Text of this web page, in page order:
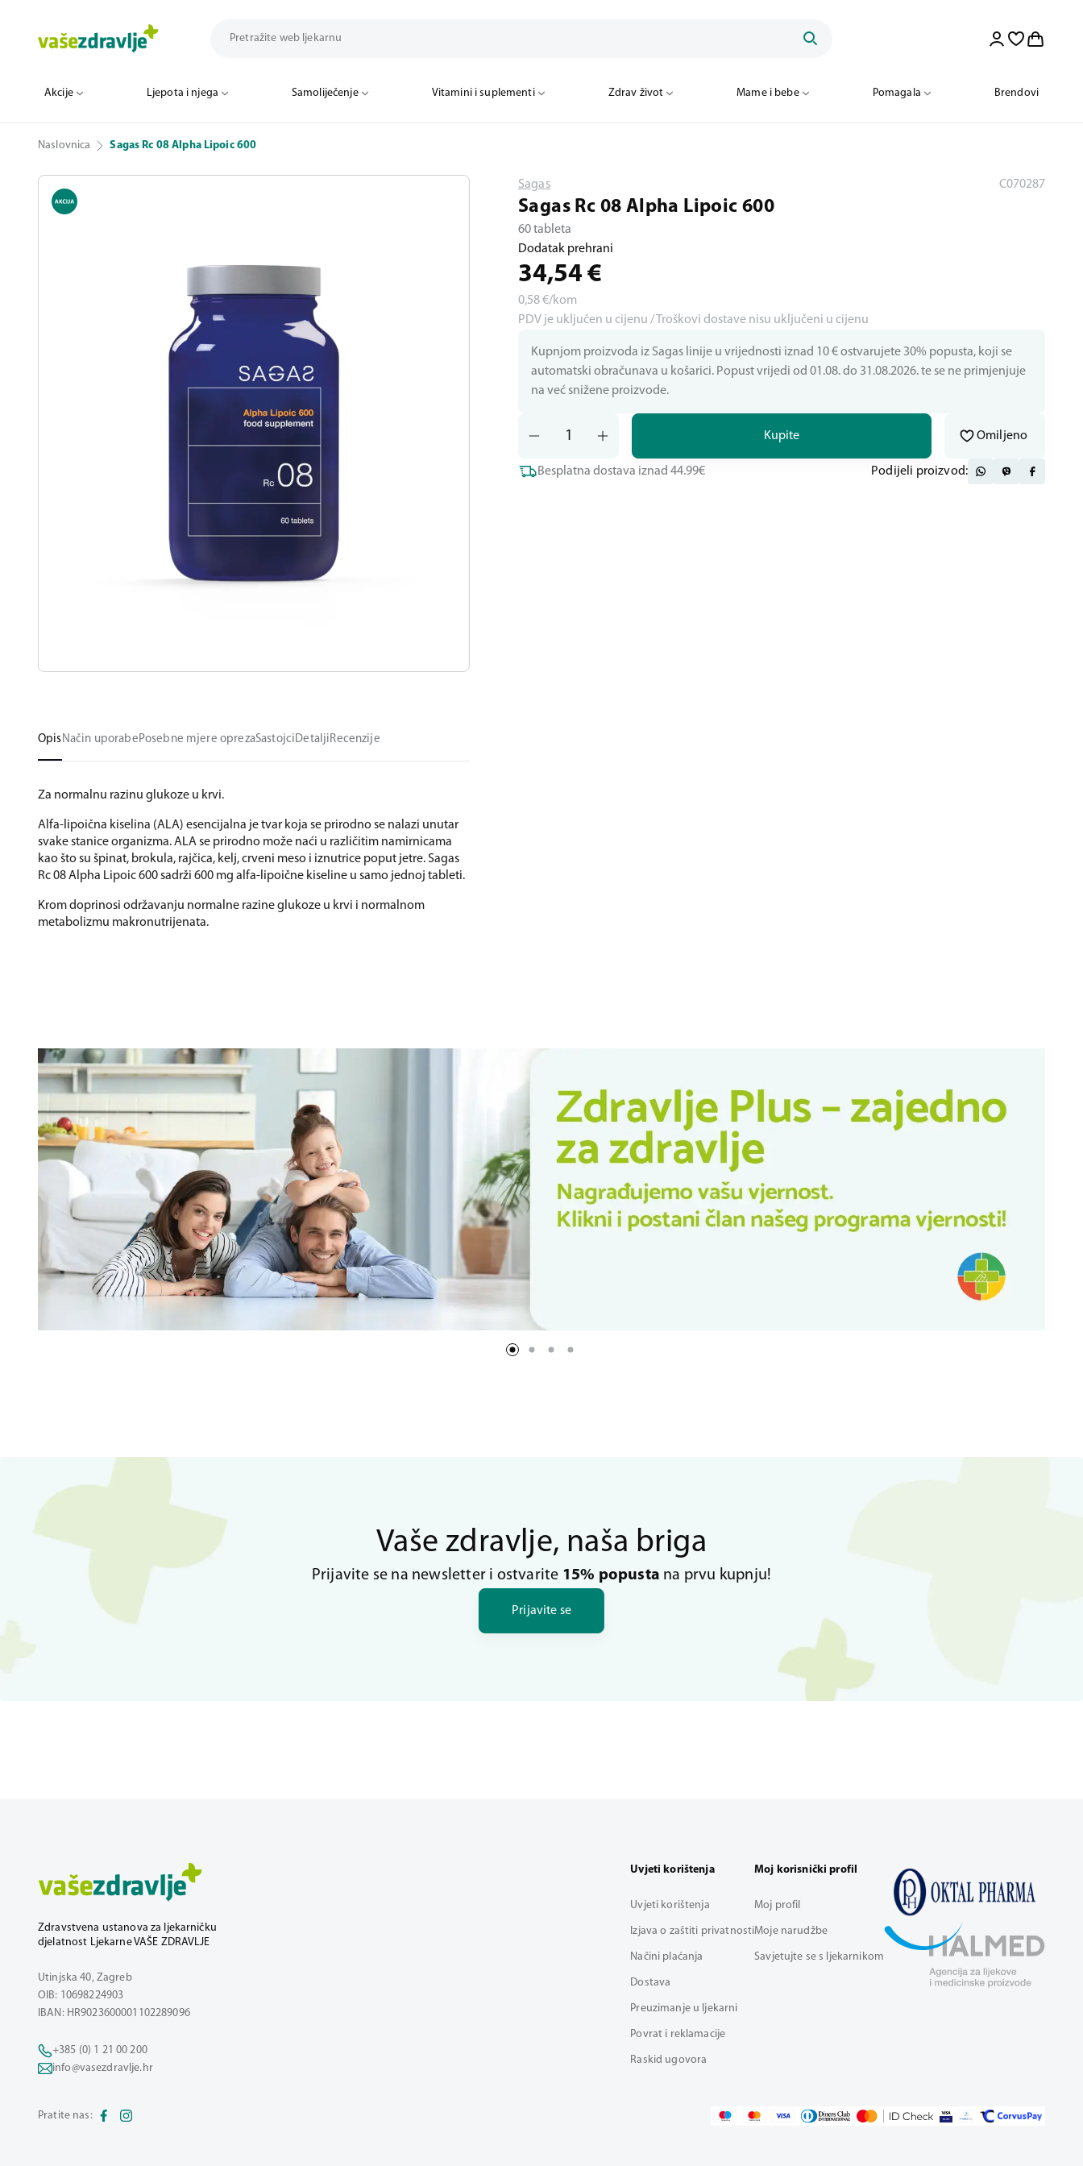
Akcije Ljepota i njega Samoliječenje Vitamini i suplementi Zdrav život Mame i bebe Pomagala Brendovi
Naslovnica Sagas Rc 08 Alpha Lipoic 600
OpisNačin uporabePosebne mjere oprezaSastojciDetaljiRecenzije
Za normalnu razinu glukoze u krvi.
Alfa-lipoična kiselina (ALA) esencijalna je tvar koja se prirodno se nalazi unutar
svake stanice organizma. ALA se prirodno može naći u različitim namirnicama
kao što su špinat, brokula, rajčica, kelj, crveni meso i iznutrice poput jetre. Sagas
Rc 08 Alpha Lipoic 600 sadrži 600 mg alfa-lipoične kiseline u samo jednoj tableti.
Krom doprinosi održavanju normalne razine glukoze u krvi i normalnom
metabolizmu makronutrijenata.
Sagas C070287
Sagas Rc 08 Alpha Lipoic 600
60 tableta
Dodatak prehrani
34,54 €
0,58€/kom
PDV je uključen u cijenu / Troškovi dostave nisu uključeni u cijenu
Kupnjom proizvoda iz Sagas linije u vrijednosti iznad 10 € ostvarujete 30% popusta, koji se
automatski obračunava u košarici. Popust vrijedi od 01.08. do 31.08.2026. te se ne primjenjuje
na već snižene proizvode.
Kupite Omiljeno
Besplatna dostava iznad 44.99€ Podijeli proizvod:
Vaše zdravlje, naša briga
Prijavite se na newsletter i ostvarite 15% popusta na prvu kupnju!
Prijavite se
Zdravstvena ustanova za ljekarničku
djelatnost Ljekarne VAŠE ZDRAVLJE
Utinjska 40, Zagreb
OIB: 10698224903
IBAN: HR9023600001102289096
+385 (0) 1 21 00 200
info@vasezdravlje.hr
Uvjeti korištenja
Uvjeti korištenja
Izjava o zaštiti privatnosti
Načini plaćanja
Dostava
Preuzimanje u ljekarni
Povrat i reklamacije
Raskid ugovora
Moj korisnički profil
Moj profil
Moje narudžbe
Savjetujte se s ljekarnikom
Pratite nas: